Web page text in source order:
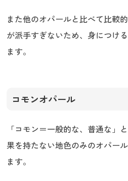
また他のオパールと比べて比較
が派手すぎないため、身につけ
ます。
コモンオパール
「コモン＝一般的な、普通な」
果を持たない地色のみのオパー
ます。